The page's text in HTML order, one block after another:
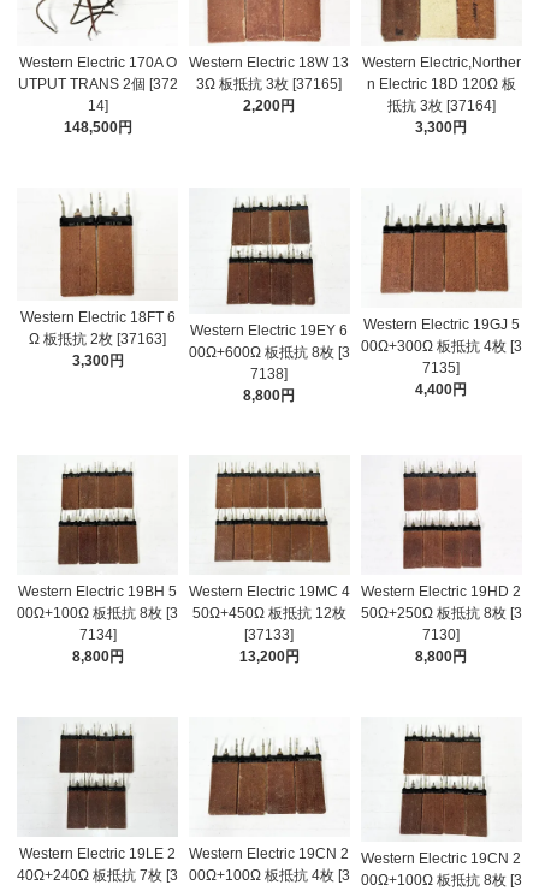
Western Electric 170A O
UTPUT TRANS 2個 [372
14]
148,500円
Western Electric 18W 13
3Ω 板抵抗 3枚 [37165]
2,200円
Western Electric,Norther
n Electric 18D 120Ω 板
抵抗 3枚 [37164]
3,300円
Western Electric 18FT 6
Ω 板抵抗 2枚 [37163]
3,300円
Western Electric 19EY 6
00Ω+600Ω 板抵抗 8枚 [3
7138]
8,800円
Western Electric 19GJ 5
00Ω+300Ω 板抵抗 4枚 [3
7135]
4,400円
Western Electric 19BH 5
00Ω+100Ω 板抵抗 8枚 [3
7134]
8,800円
Western Electric 19MC 4
50Ω+450Ω 板抵抗 12枚
[37133]
13,200円
Western Electric 19HD 2
50Ω+250Ω 板抵抗 8枚 [3
7130]
8,800円
Western Electric 19LE 2
40Ω+240Ω 板抵抗 7枚 [3
Western Electric 19CN 2
00Ω+100Ω 板抵抗 4枚 [3
Western Electric 19CN 2
00Ω+100Ω 板抵抗 8枚 [3